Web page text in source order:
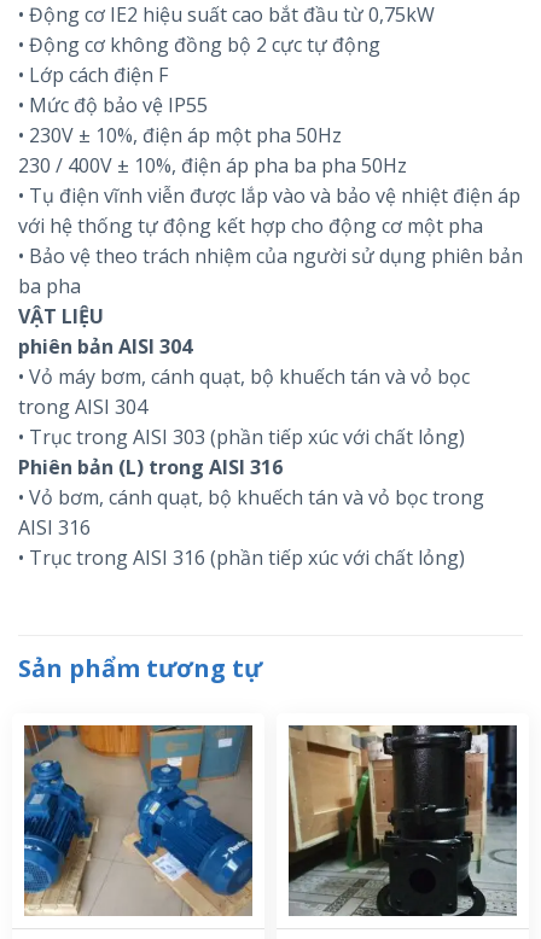
• Động cơ IE2 hiệu suất cao bắt đầu từ 0,75kW
• Động cơ không đồng bộ 2 cực tự động
• Lớp cách điện F
• Mức độ bảo vệ IP55
• 230V ± 10%, điện áp một pha 50Hz
230 / 400V ± 10%, điện áp pha ba pha 50Hz
• Tụ điện vĩnh viễn được lắp vào và bảo vệ nhiệt điện áp
với hệ thống tự động kết hợp cho động cơ một pha
• Bảo vệ theo trách nhiệm của người sử dụng phiên bản
ba pha
VẬT LIỆU
phiên bản AISI 304
• Vỏ máy bơm, cánh quạt, bộ khuếch tán và vỏ bọc
trong AISI 304
• Trục trong AISI 303 (phần tiếp xúc với chất lỏng)
Phiên bản (L) trong AISI 316
• Vỏ bơm, cánh quạt, bộ khuếch tán và vỏ bọc trong
AISI 316
• Trục trong AISI 316 (phần tiếp xúc với chất lỏng)
Sản phẩm tương tự